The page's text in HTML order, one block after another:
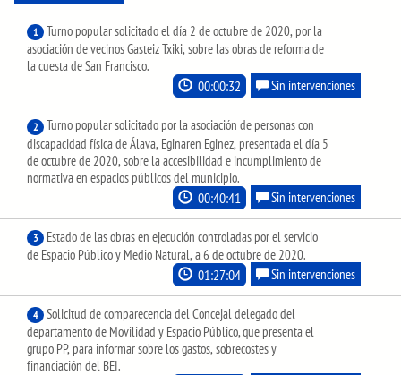
1
Turno popular solicitado el día 2 de octubre de 2020, por la
asociación de vecinos Gasteiz Txiki, sobre las obras de reforma de
la cuesta de San Francisco.
00:00:32 Sin intervenciones
2
Turno popular solicitado por la asociación de personas con
discapacidad física de Álava, Eginaren Eginez, presentada el día 5
de octubre de 2020, sobre la accesibilidad e incumplimiento de
normativa en espacios públicos del municipio.
00:40:41 Sin intervenciones
3
Estado de las obras en ejecución controladas por el servicio
de Espacio Público y Medio Natural, a 6 de octubre de 2020.
01:27:04 Sin intervenciones
4
Solicitud de comparecencia del Concejal delegado del
departamento de Movilidad y Espacio Público, que presenta el
grupo PP, para informar sobre los gastos, sobrecostes y
financiación del BEI.